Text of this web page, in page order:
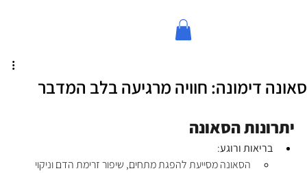
סאונה דימונה: חוויה מרגיעה בלב המדבר
יתרונות הסאונה
בריאות ורוגע:
הסאונה מסייעת להפגת מתחים, שיפור זרימת הדם וניקוי